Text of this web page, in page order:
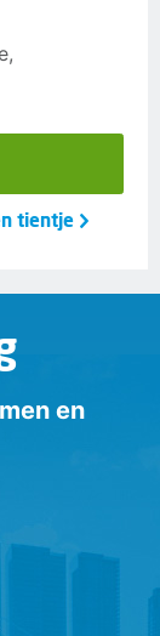
tientje
en